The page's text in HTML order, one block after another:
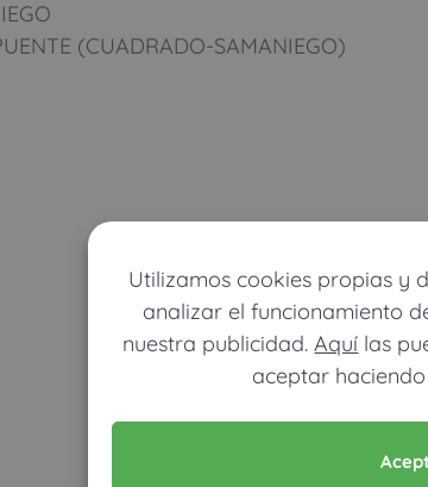
Utilizamos cookies propias y
analizar el funcionamiento
nuestra publicidad.Aquí las
aceptar
(CUADRADO-SAMANIEGO)